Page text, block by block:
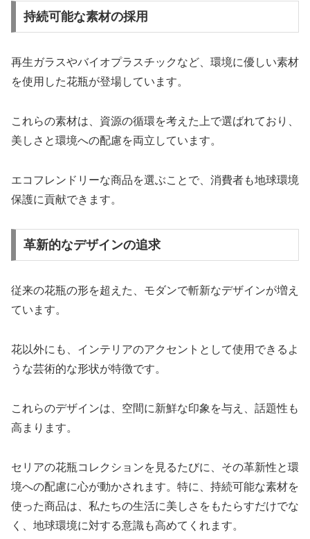
持続可能な素材の採用
再生ガラスやバイオプラスチックなど、環境に優しい素材
を使用した花瓶が登場しています。
これらの素材は、資源の循環を考えた上で選ばれており、
美しさと環境への配慮を両立しています。
エコフレンドリーな商品を選ぶことで、消費者も地球環境
保護に貢献できます。
革新的なデザインの追求
従来の花瓶の形を超えた、モダンで斬新なデザインが増え
ています。
花以外にも、インテリアのアクセントとして使用できるよ
うな芸術的な形状が特徴です。
これらのデザインは、空間に新鮮な印象を与え、話題性も
高まります。
セリアの花瓶コレクションを見るたびに、その革新性と環
境への配慮に心が動かされます。特に、持続可能な素材を
使った商品は、私たちの生活に美しさをもたらすだけでな
く、地球環境に対する意識も高めてくれます。